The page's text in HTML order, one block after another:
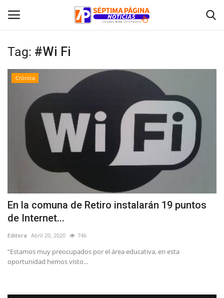
Inicio
Policial
Tribunales
Deporte
Política
Espectáculos
Tag: #Wi Fi
Crónica
En la comuna de Retiro instalarán 19 puntos
de Internet...
Editora Abril 20, 2020 746
“Estamos muy preocupados por el área educativa, en esta
oportunidad hemos visto...